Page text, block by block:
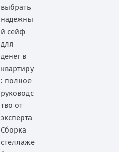
выбрать
надежны
й сейф
для
денег в
квартиру
: полное
руководс
тво от
эксперта
Сборка
стеллаже